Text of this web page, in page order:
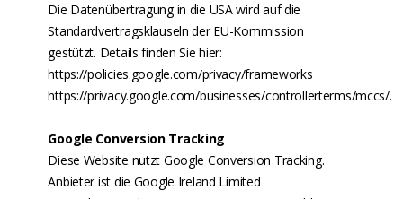
Die Datenübertragung in die USA wird auf die
Standardvertragsklauseln der EU-Kommission
gestützt. Details finden Sie hier:
https://policies.google.com/privacy/frameworks
https://privacy.google.com/businesses/controllerterms/mccs/.
Google Conversion Tracking
Diese Website nutzt Google Conversion Tracking.
Anbieter ist die Google Ireland Limited